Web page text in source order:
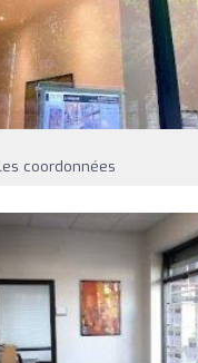
coordonnées